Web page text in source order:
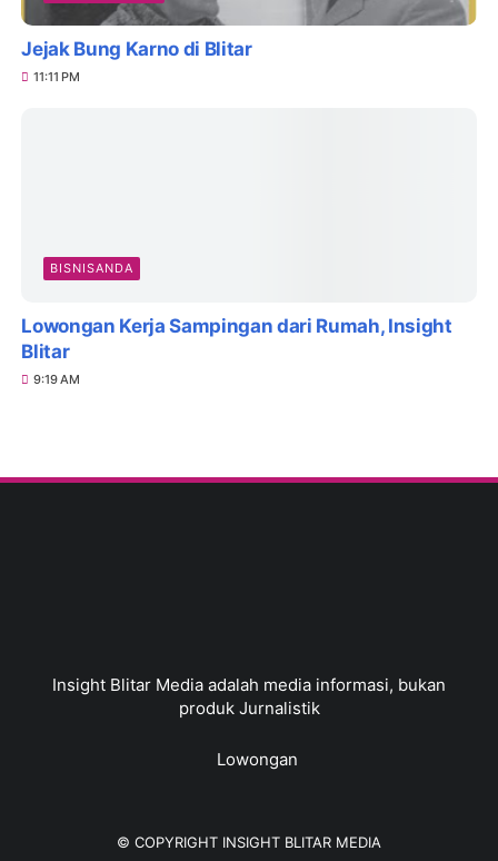
Jejak Bung Karno di Blitar
11:11 PM
BISNISANDA
Lowongan Kerja Sampingan dari Rumah, Insight
Blitar
9:19 AM
Insight Blitar Media adalah media informasi, bukan
produk Jurnalistik
Lowongan
© COPYRIGHT INSIGHT BLITAR MEDIA